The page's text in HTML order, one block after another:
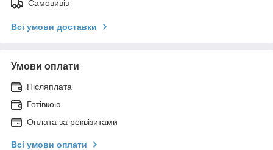
Самовивіз
Всі умови доставки
Умови оплати
Післяплата
Готівкою
Оплата за реквізитами
Всі умови оплати